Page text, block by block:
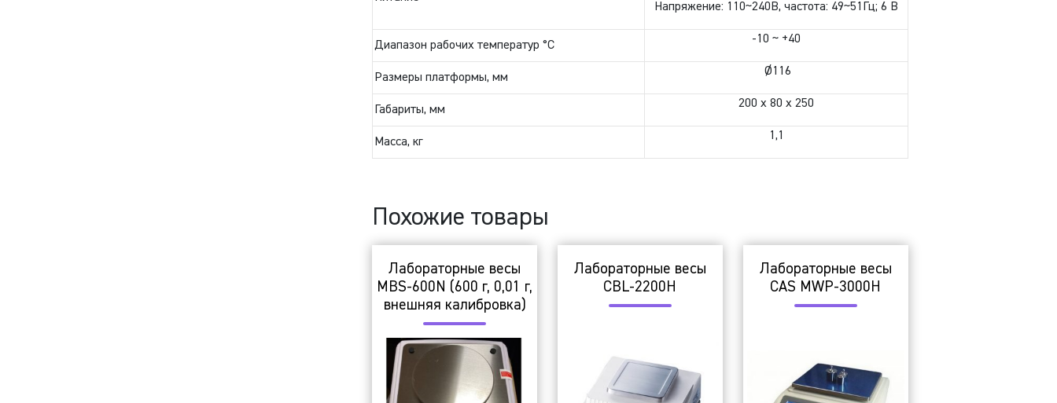
Напряжение: 110~240В, частота: 49~51Гц; 6 В
Диапазон рабочих температур °С -10 ~ +40
Размеры платформы, мм Ø116
Габариты, мм 200 x 80 x 250
Масса, кг 1,1
Похожие товары
Лабораторные весы
MBS-600N (600 г, 0,01 г,
внешняя калибровка)
Лабораторные весы
CBL-2200H
Лабораторные весы
CAS MWP-3000H